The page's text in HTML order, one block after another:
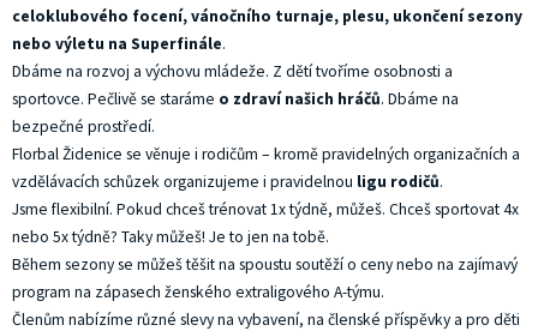
celoklubového focení, vánočního turnaje, plesu, ukončení sezony
nebo výletu na Superfinále.
Dbáme na rozvoj a výchovu mládeže. Z dětí tvoříme osobnosti a
sportovce. Pečlivě se staráme o zdraví našich hráčů. Dbáme na
bezpečné prostředí.
Florbal Židenice se věnuje i rodičům – kromě pravidelných organizačních a
vzdělávacích schůzek organizujeme i pravidelnou ligu rodičů.
Jsme flexibilní. Pokud chceš trénovat 1x týdně, můžeš. Chceš sportovat 4x
nebo 5x týdně? Taky můžeš! Je to jen na tobě.
Během sezony se můžeš těšit na spoustu soutěží o ceny nebo na zajímavý
program na zápasech ženského extraligového A-týmu.
Členům nabízíme různé slevy na vybavení, na členské příspěvky a pro děti